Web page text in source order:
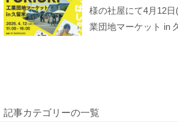
様の社屋にて4月12
業団地マーケット in
記事カテゴリーの一覧